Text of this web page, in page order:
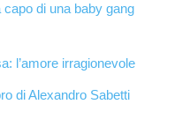
di una baby gang
l’amore irragionevole
di Alexandro Sabetti